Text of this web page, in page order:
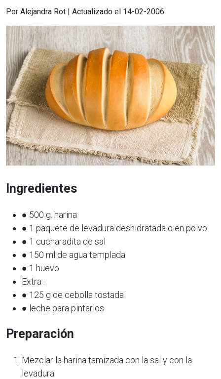
Por Alejandra Rot | Actualizado el 14-02-2006
Ingredientes
● 500 g. harina
● 1 paquete de levadura deshidratada o en polvo
● 1 cucharadita de sal
● 150 ml de agua templada
● 1 huevo
Extra :
● 125 g de cebolla tostada
● leche para pintarlos
Preparación
Mezclar la harina tamizada con la sal y con la
levadura.